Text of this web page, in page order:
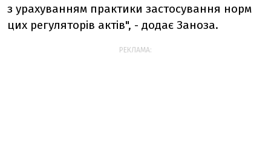
з урахуванням практики застосування норм
цих регуляторів актів", - додає Заноза.
РЕКЛАМА: